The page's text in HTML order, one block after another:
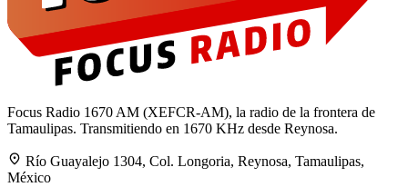
Focus Radio 1670 AM (XEFCR-AM), la radio de la frontera de
Tamaulipas. Transmitiendo en 1670 KHz desde Reynosa.
Río Guayalejo 1304, Col. Longoria, Reynosa, Tamaulipas,
México